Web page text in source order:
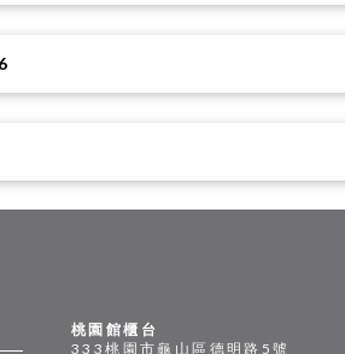
桃園館櫃台
333桃園市龜山區德明路5號